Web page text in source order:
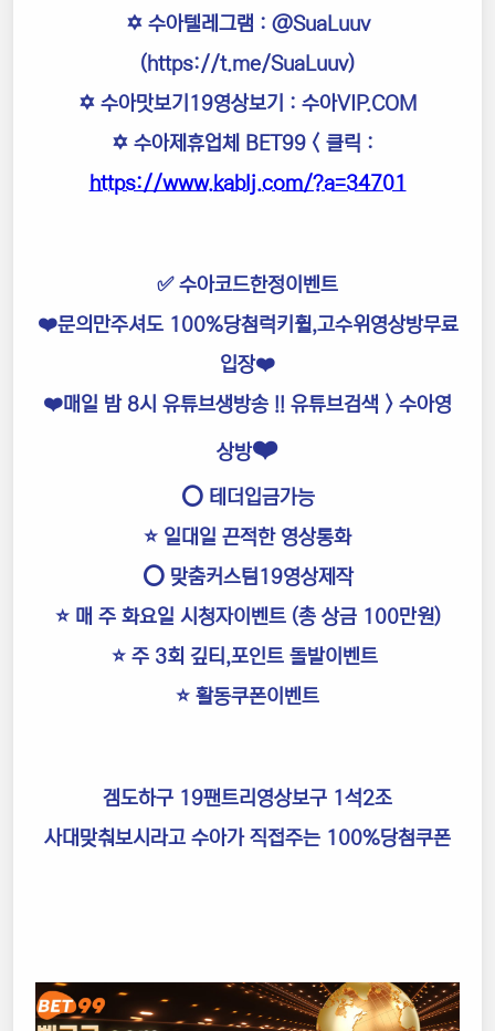
✡️ 수아텔레그램 : @SuaLuuv
(https://t.me/SuaLuuv)
✡️ 수아맛보기19영상보기 : 수아VIP.COM
✡️ 수아제휴업체 BET99< 클릭 :
https://www.kablj.com/?a=34701
✅ 수아코드한정이벤트
❤️문의만주셔도 100%당첨럭키휠,고수위영상방무료
입장❤️
❤️매일 밤 8시 유튜브생방송 !! 유튜브검색 > 수아영
상방❤️
⭕️ 테더입금가능
⭐️ 일대일 끈적한 영상통화
⭕️ 맞춤커스텀19영상제작
⭐️ 매 주 화요일 시청자이벤트 (총 상금 100만원)
⭐️ 주 3회 깊티,포인트 돌발이벤트
⭐️ 활동쿠폰이벤트
겜도하구 19팬트리영상보구 1석2조
사대맞춰보시라고 수아가 직접주는 100%당첨쿠폰